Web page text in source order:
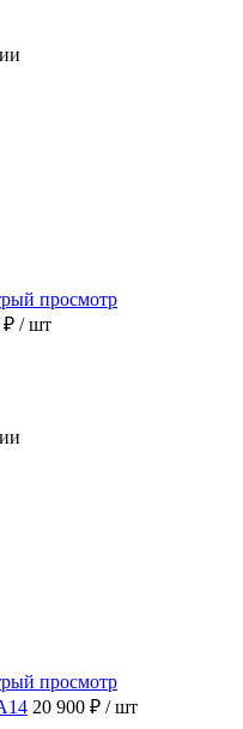
просмотр
₽ / шт
просмотр
20 900 ₽ / шт